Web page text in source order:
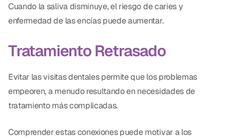
Cuando la saliva disminuye, el riesgo de caries y
enfermedad de las encías puede aumentar.
Tratamiento Retrasado
Evitar las visitas dentales permite que los problemas
empeoren, a menudo resultando en necesidades de
tratamiento más complicadas.
Comprender estas conexiones puede motivar a los